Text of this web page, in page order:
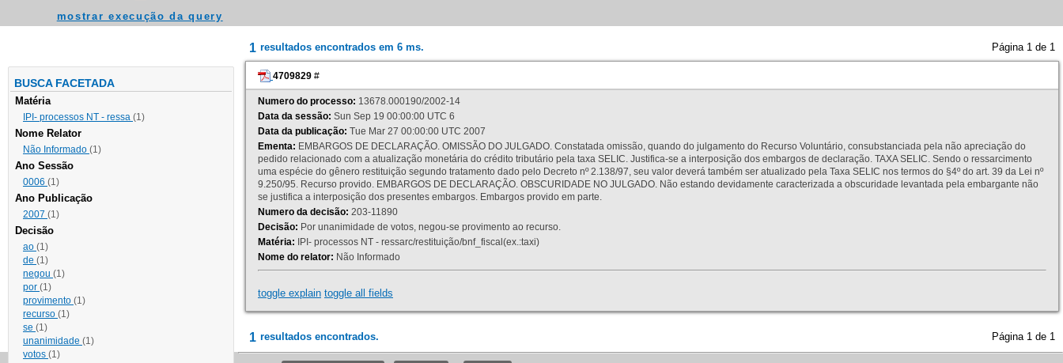
mostrar execução da query
BUSCA FACETADA
Matéria
IPI- processos NT - ressa (1)
Nome Relator
Não Informado (1)
Ano Sessão
0006 (1)
Ano Publicação
2007 (1)
Decisão
ao (1)
de (1)
negou (1)
por (1)
provimento (1)
recurso (1)
se (1)
unanimidade (1)
votos (1)
1 resultados encontrados em 6 ms. Página 1 de 1
4709829 #
Numero do processo: 13678.000190/2002-14
Data da sessão: Sun Sep 19 00:00:00 UTC 6
Data da publicação: Tue Mar 27 00:00:00 UTC 2007
Ementa: EMBARGOS DE DECLARAÇÃO. OMISSÃO DO JULGADO. Constatada omissão, quando do julgamento do Recurso Voluntário, consubstanciada pela não apreciação do
pedido relacionado com a atualização monetária do crédito tributário pela taxa SELIC. Justifica-se a interposição dos embargos de declaração. TAXA SELIC. Sendo o ressarcimento
uma espécie do gênero restituição segundo tratamento dado pelo Decreto nº 2.138/97, seu valor deverá também ser atualizado pela Taxa SELIC nos termos do §4º do art. 39 da Lei nº
9.250/95. Recurso provido. EMBARGOS DE DECLARAÇÃO. OBSCURIDADE NO JULGADO. Não estando devidamente caracterizada a obscuridade levantada pela embargante não
se justifica a interposição dos presentes embargos. Embargos provido em parte.
Numero da decisão: 203-11890
Decisão: Por unanimidade de votos, negou-se provimento ao recurso.
Matéria: IPI- processos NT - ressarc/restituição/bnf_fiscal(ex.:taxi)
Nome do relator: Não Informado
toggle explain toggle all fields
1 resultados encontrados. Página 1 de 1